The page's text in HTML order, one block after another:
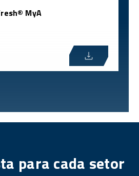
MyA
para cada setor